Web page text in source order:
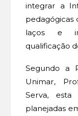
integrar a
pedagógicas
laços e
qualificação
Segundo a
Unimar,
Serva,
planejadas